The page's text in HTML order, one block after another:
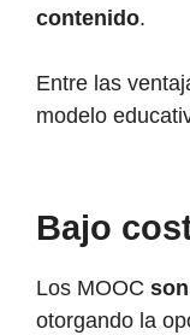
contenido.
Entre las
modelo
Bajo
Los MOOC
otorgando la